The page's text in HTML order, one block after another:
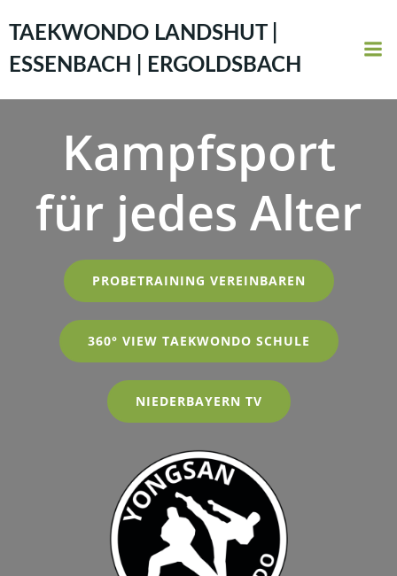
Inhalt
springen
TAEKWONDO LANDSHUT |
ESSENBACH | ERGOLDSBACH
Kampfsport
für jedes Alter
PROBETRAINING VEREINBAREN
360° VIEW TAEKWONDO SCHULE
NIEDERBAYERN TV